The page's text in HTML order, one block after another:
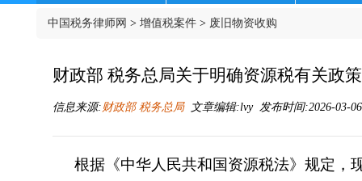
中国税务律师网 > 增值税案件 > 废旧物资收购
财政部 税务总局关于明确资源税有关政
信息来源: 财政部 税务总局文章编辑:lvy 发布时间:2026-03-
根据 《中华人民共和国资源税法》 规定，